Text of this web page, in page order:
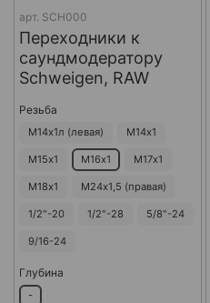
арт. SCH000
Переходники к
саундмодератору
Schweigen, RAW
Резьба
М14х1л (левая) М14х1
М15х1 М16х1 М17х1
М18х1 М24х1,5 (правая)
1/2"-20 1/2"-28 5/8"-24
9/16-24
Глубина
-